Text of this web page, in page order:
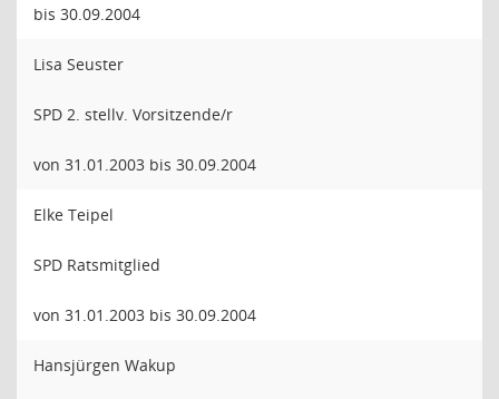
bis 30.09.2004
Lisa Seuster
SPD 2. stellv. Vorsitzende/r
von 31.01.2003 bis 30.09.2004
Elke Teipel
SPD Ratsmitglied
von 31.01.2003 bis 30.09.2004
Hansjürgen Wakup